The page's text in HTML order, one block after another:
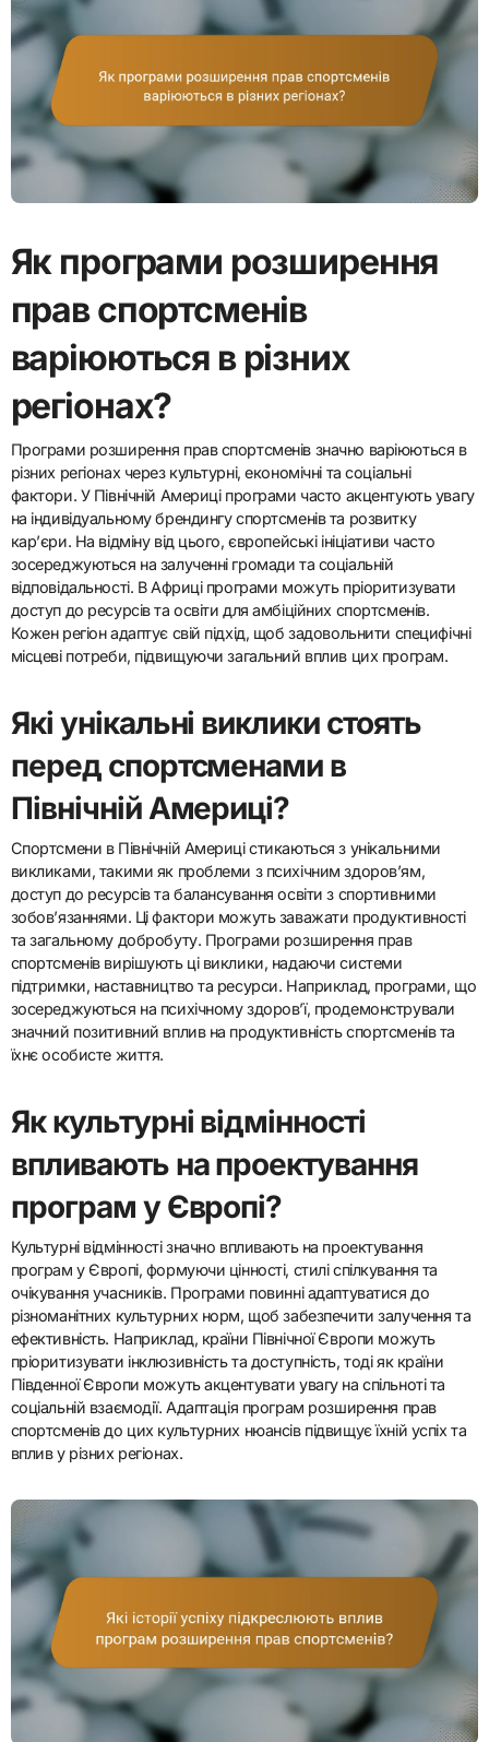
Як програми розширення
прав спортсменів
варіюються в різних
регіонах?
Програми розширення прав спортсменів значно варіюються в
різних регіонах через культурні, економічні та соціальні
фактори. У Північній Америці програми часто акцентують увагу
на індивідуальному брендингу спортсменів та розвитку
кар’єри. На відміну від цього, європейські ініціативи часто
зосереджуються на залученні громади та соціальній
відповідальності. В Африці програми можуть пріоритизувати
доступ до ресурсів та освіти для амбіційних спортсменів.
Кожен регіон адаптує свій підхід, щоб задовольнити специфічні
місцеві потреби, підвищуючи загальний вплив цих програм.
Які унікальні виклики стоять
перед спортсменами в
Північній Америці?
Спортсмени в Північній Америці стикаються з унікальними
викликами, такими як проблеми з психічним здоров’ям,
доступ до ресурсів та балансування освіти з спортивними
зобов’язаннями. Ці фактори можуть заважати продуктивності
та загальному добробуту. Програми розширення прав
спортсменів вирішують ці виклики, надаючи системи
підтримки, наставництво та ресурси. Наприклад, програми, що
зосереджуються на психічному здоров’ї, продемонстрували
значний позитивний вплив на продуктивність спортсменів та
їхнє особисте життя.
Як культурні відмінності
впливають на проектування
програм у Європі?
Культурні відмінності значно впливають на проектування
програм у Європі, формуючи цінності, стилі спілкування та
очікування учасників. Програми повинні адаптуватися до
різноманітних культурних норм, щоб забезпечити залучення та
ефективність. Наприклад, країни Північної Європи можуть
пріоритизувати інклюзивність та доступність, тоді як країни
Південної Європи можуть акцентувати увагу на спільноті та
соціальній взаємодії. Адаптація програм розширення прав
спортсменів до цих культурних нюансів підвищує їхній успіх та
вплив у різних регіонах.